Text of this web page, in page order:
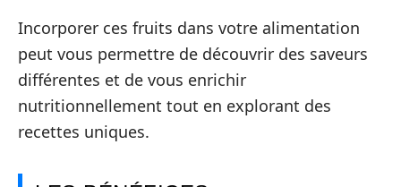
Incorporer ces fruits dans votre alimentation
peut vous permettre de découvrir des saveurs
différentes et de vous enrichir
nutritionnellement tout en explorant des
recettes uniques.